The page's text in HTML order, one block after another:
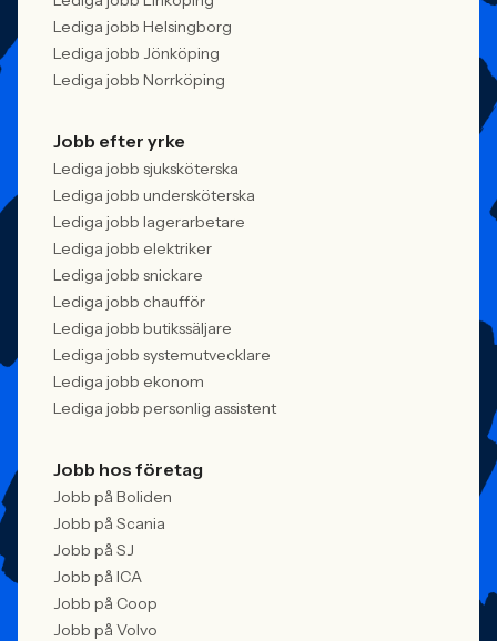
Lediga jobb Helsingborg
Lediga jobb Jönköping
Lediga jobb Norrköping
Jobb efter yrke
Lediga jobb sjuksköterska
Lediga jobb undersköterska
Lediga jobb lagerarbetare
Lediga jobb elektriker
Lediga jobb snickare
Lediga jobb chaufför
Lediga jobb butikssäljare
Lediga jobb systemutvecklare
Lediga jobb ekonom
Lediga jobb personlig assistent
Jobb hos företag
Jobb på Boliden
Jobb på Scania
Jobb på SJ
Jobb på ICA
Jobb på Coop
Jobb på Volvo